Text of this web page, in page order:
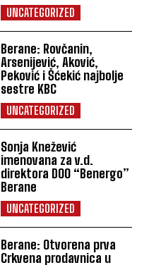
UNCATEGORIZED
Berane: Rovčanin,
Arsenijević, Aković,
Peković i Šćekić najbolje
sestre KBC
UNCATEGORIZED
Sonja Knežević
imenovana za v.d.
direktora DOO “Benergo”
Berane
UNCATEGORIZED
Berane: Otvorena prva
Crkvena prodavnica u